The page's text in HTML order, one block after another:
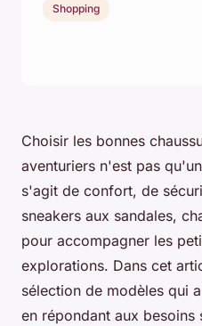
Choisir les bonnes
aventuriers n'est pas
s'agit de confort, de
sneakers aux sandales,
pour accompagner les
explorations. Dans cet
sélection de modèles qui
en répondant aux besoins
Shopping